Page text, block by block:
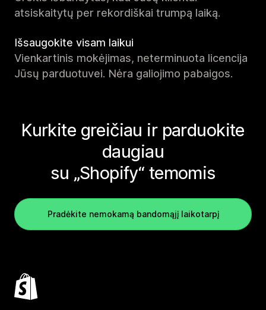
atsiskaitytų per rekordiškai trumpą laiką.
Išsaugokite visam laikui
Vienkartinis mokėjimas, neterminuota licencija
Jūsų parduotuvei. Nėra galiojimo pabaigos.
Kurkite greičiau ir parduokite
daugiau
su „Shopify“ temomis
Pradėkite nemokamą bandomąjį laikotarpį